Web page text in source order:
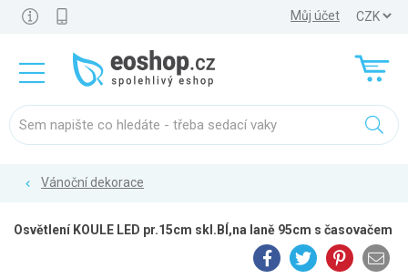
Můj účet
Vánoční dekorace
Osvětlení KOULE LED pr.15cm skl.BÍ,na laně 95cm s časovačem